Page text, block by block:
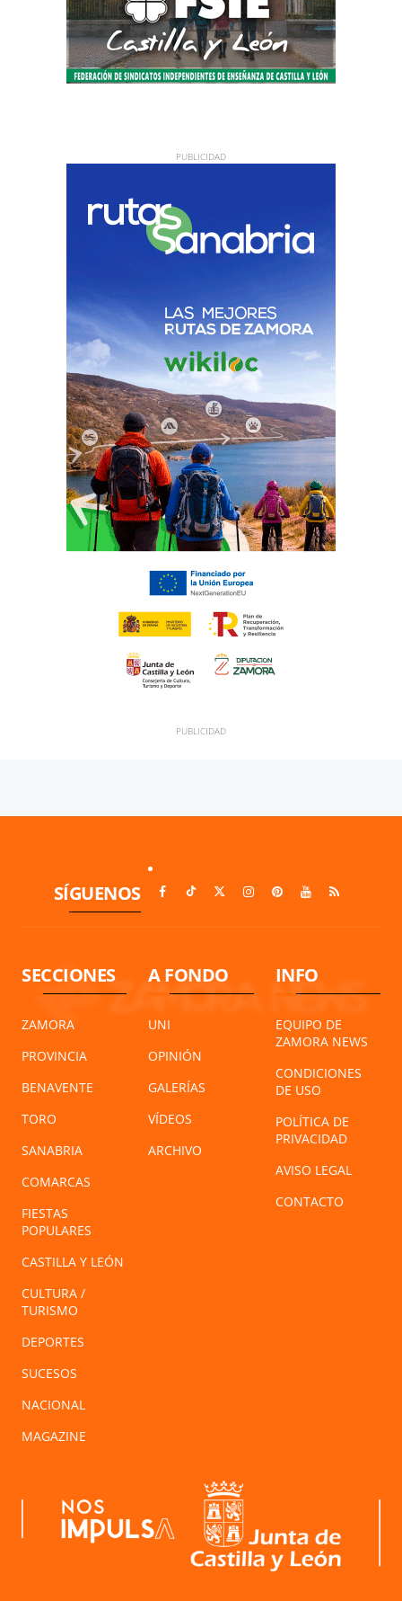
SÍGUENOS
SECCIONES
ZAMORA
PROVINCIA
BENAVENTE
TORO
SANABRIA
COMARCAS
FIESTAS
POPULARES
CASTILLA Y LEÓN
CULTURA /
TURISMO
DEPORTES
SUCESOS
NACIONAL
MAGAZINE
A FONDO
UNI
OPINIÓN
GALERÍAS
VÍDEOS
ARCHIVO
INFO
EQUIPO DE
ZAMORA NEWS
CONDICIONES
DE USO
POLÍTICA DE
PRIVACIDAD
AVISO LEGAL
CONTACTO